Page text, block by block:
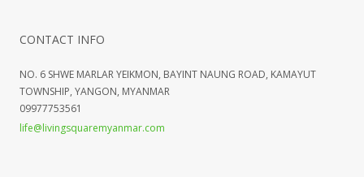
CONTACT INFO
NO. 6 SHWE MARLAR YEIKMON, BAYINT NAUNG ROAD, KAMAYUT
TOWNSHIP, YANGON, MYANMAR
09977753561
life@livingsquaremyanmar.com